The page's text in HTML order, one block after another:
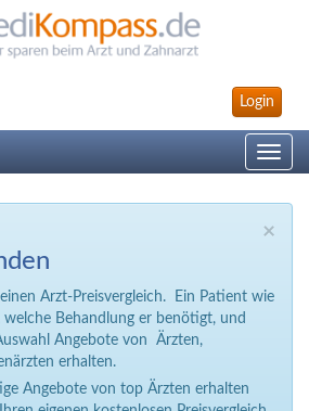
Login
Toggle
×
Arzt-Preisvergleich. Ein Patient wie
Behandlung er benötigt, und
Angebote von Ärzten,
erhalten.
Angebote von top Ärzten erhalten